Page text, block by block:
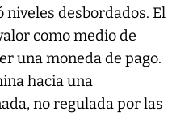
desbordados. El
como medio de
una moneda de pago.
hacia una
no regulada por las